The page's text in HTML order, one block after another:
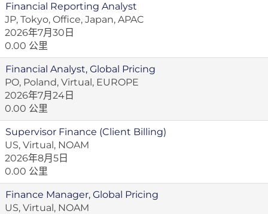
Financial Reporting Analyst
JP, Tokyo, Office, Japan, APAC
2026年7月30日
0.00 公里
Financial Analyst, Global Pricing
PO, Poland, Virtual, EUROPE
2026年7月24日
0.00 公里
Supervisor Finance (Client Billing)
US, Virtual, NOAM
2026年8月5日
0.00 公里
Finance Manager, Global Pricing
US, Virtual, NOAM